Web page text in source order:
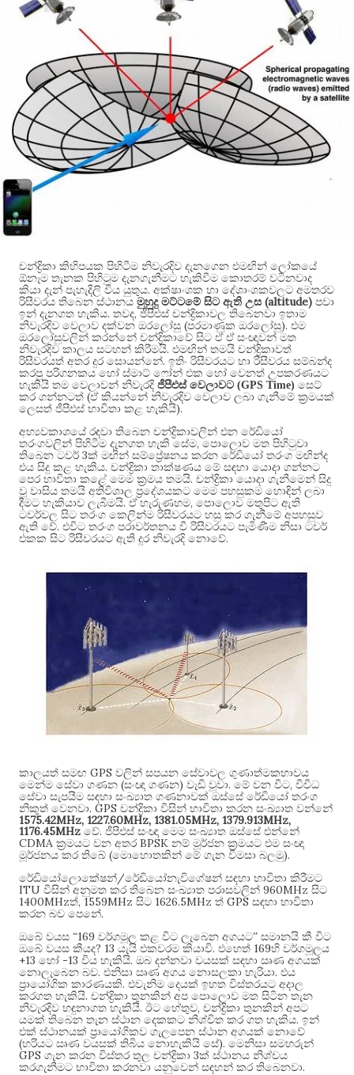
චන්ද්‍රිකා කිහිපයක පිහිටීම නිවැරදිව දැනගෙන එමඟින් ලෝකයේ
ඕනෑම තැනක පිහිටුම දැනගැනීමට හැකිවීම කොතරම් වටිනවාද
කියා දැන් පැහැදිලි විය යුතුය. අක්ෂාංශක හා දේශාංශකවලට අමතරව
රිසීවරය තිබෙන ස්ථානය මුහුදු මට්ටමේ සිට ඇති උස (altitude) පවා
ඉන් දැනගත හැකිය. තවද,ජීපීඑස් චන්ද්‍රිකාවල තිබෙනවා ඉතාම
නිවැරදිව වෙලාව දක්වන ඔරලෝසු (පරමාණුක ඔරලෝසු). එම
ඔරලෝසුවලින් කරන්නේ චන්ද්‍රිකාවේ සිට ඒ ඒ සංඥාවන් මත
නිවැරදිව කාලය සටහන් කිරීමයි. එමඟින් තමයි චන්ද්‍රිකාවත්
රිසීවරයත් අතර දුර සොයන්නේ. ඉතිං රිසීවරයට හා රිසීවරය සම්බන්ද
කරපු පරිගනකය හෝ ස්මාට් ෆෝන් එක හෝ වෙනත් උපකරණයට
හැකියි තම වෙලාවන් නිවැරදි ජීපීඑස් වෙලාවට (GPS Time) සෙට්
කර ගන්නටත් (ඒ කියන්නේ නිවැරදිව වෙලාව ලබා ගැනීමේ ක්‍රමයක්
ලෙසත් ජීපීඑස් භාවිතා කළ හැකියි).
අභ්‍යවකාශයේ රඳවා තිබෙන චන්ද්‍රිකාවලින් එන රේඩියෝ
තරංගවලින් පිහිටීම දැනගත හැකි සේම,පොලොව මත පිහිටුවා
තිබෙන ටවර් 3ක් මඟින් සම්ප්‍රේෂනය කරන රේඩියෝ තරංග මඟින්ද
එය සිදු කළ හැකිය. චන්ද්‍රිකා තාක්ෂණය මේ සඳහා යොදා ගන්නට
පෙර භාවිතා කළේ මෙම ක්‍රමය තමයි. චන්ද්‍රිකා යොදා ගැනීමෙන් සිදු
වූ වාසිය තමයි අතිවිශාල ප්‍රදේශයකට මෙම පහසුකම හොඳින් ලබා
දීමට හැකියාව ලැබීමයි.ඒ හැරුණහම, පොලොව මතුපිට ඇති
ටවර්වල සිට තරංග කෙලින්ම රිසීවරයට හසු කර ගැනීමේ අපහසුව
ඇති වේ. එවිට තරංග පරාවර්තනය වී රිසීවරයට පැමිණීම නිසා ටවර්
එකක සිට රිසීවරයට ඇති දුර නිවැරදි නොවේ.
කාලයත් සමඟ GPS වලින් සපයන සේවාවල ගුණාත්මකභාවය
මෙන්ම සේවා ගණන (සංඥා ගණන) වැඩි වූවා. මේ වන විට, විවිධ
සේවා සැපයීම සඳහා සංඛ්‍යාත ගණනාවක් ඔස්සේ රේඩියෝ තරංග
නිකුත් වෙනවා. GPS චන්ද්‍රිකා විසින් භාවිතා කරන සංඛ්‍යාත වන්නේ
1575.42MHz, 1227.60MHz, 1381.05MHz, 1379.913MHz,
1176.45MHz වේ. ජීපීඑස් සංඥා මෙම සංඛ්‍යාත ඔස්සේ එන්නේ
CDMA ක්‍රමයට වන අතර BPSK නම් මූර්ජන ක්‍රමයට එම සංඥා
මූර්ජනය කර තිබේ (මොහොතකින් මේ ගැන විමසා බලමු).
රේඩියෝලොකේෂන්/රේඩියෝනැවිගේෂන් සඳහා භාවිතා කිරීමට
ITU විසින් අනුමත කර තිබෙන සංඛ්‍යාත පරාසවලින් 960MHz සිට
1400MHzත්, 1559MHz සිට 1626.5MHz ත් GPS සඳහා භාවිතා
කරන බව පෙනේ.
ඔබේ වයස “169 වර්ගමූල කළ විට ලැබෙන අගයට” සමානයි කී විට
ඔබේ වයස කීයද? 13 යැයි එකවරම කියාවි. එහෙත් 169හි වර්ගමූලය
+13 හෝ -13 විය හැකියි. ඔබ දන්නවා වයසක් සඳහා ඍණ අගයක්
නොලැබෙන බව. එනිසා ඍණ අගය නොසලකා හැරියා. එය
ප්‍රායෝගික කාරණයකි. එවැනිම දෙයක් ඉහත විස්තරයට අදාල
කරගත හැකියි. චන්ද්‍රිකා තුනකින් අප පොලොව මත සිටින තැන
නිවැරදිව හඳුනාගත හැකියි. ඊට හේතුව, චන්ද්‍රිකා තුනකින් අපට
යමක් තිබෙන තැන ස්ථාන දෙකකට නිශ්චිත කර ගත හැකිය. ඉන්
එක් ස්ථානයක් ප්‍රායෝගිකව ගැලපෙන ස්ථාන අගයක් නොවේ
(හරියට ඍණ වයසක් තිබිය නොහැකියි සේ). මෙනිසා සමහරුන්
GPS ගැන කරන විස්තර තුල චන්ද්‍රිකා 3ක් ස්ථානය නිශ්චය
කරගැනීමට භාවිතා කරනවා යනුවෙන් සඳහන් කර තිබෙනවා.